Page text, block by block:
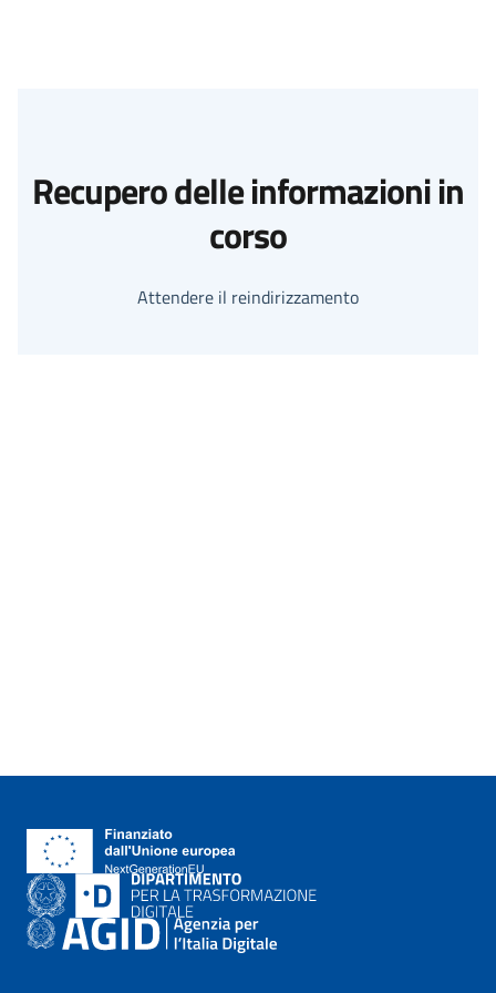
Recupero delle informazioni in
corso
Attendere il reindirizzamento